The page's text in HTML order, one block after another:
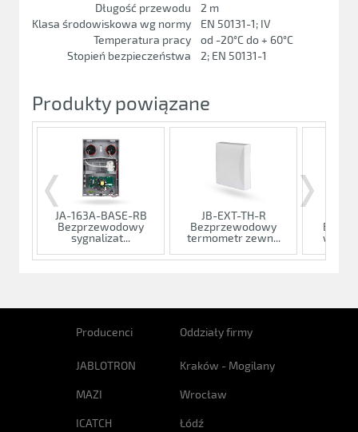
Długość przewodu
2 m
Klasa środowiskowa wg normy
EN 50131-1; IV
Temperatura pracy
od -20°C do + 60°C
Stopień bezpieczeństwa
2; EN 50131-1
Produkty powiązane
JA-163A-BASE-RB
Bezprzewodowy
sygnalizat...
JB-EXT-TH-R
Bezprzewodowy
termometr zewn...
Producenci
JABLOTRON
MAZI
ICATCH
Oddziały firmy
Kraków - Mogilany
Wrocław
Łódź